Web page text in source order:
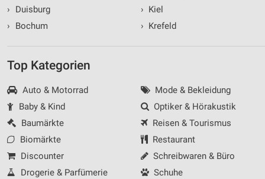
›
Duisburg
›
Bochum
› Kiel
› Krefeld
Top Kategorien
Auto & Motorrad
Baby & Kind
Baumärkte
Biomärkte
Discounter
Drogerie & Parfümerie
Mode & Bekleidung
Optiker & Hörakustik
Reisen & Tourismus
Restaurant
Schreibwaren & Büro
Schuhe